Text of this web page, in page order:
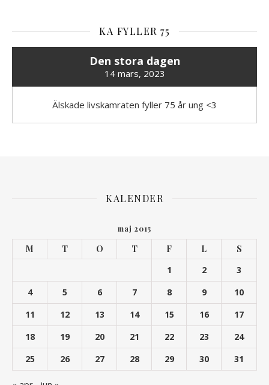
KA FYLLER 75
Den stora dagen
14 mars, 2023
Älskade livskamraten fyller 75 år ung <3
KALENDER
maj 2015
M T O T F L
S
1
2
3
4
5 6 7 8 9
10
11
12 13 14 15 16
17
18
19 20 21 22 23
24
25
26 27 28 29 30 31